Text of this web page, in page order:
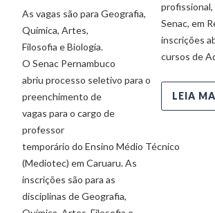
As vagas são para Geografia,
Química, Artes,
Filosofia e Biologia.
O Senac Pernambuco
abriu processo seletivo para o
preenchimento de
vagas para o cargo de
professor
temporário do Ensino Médio Técnico
(Mediotec) em Caruaru. As
inscrições são para as
disciplinas de Geografia,
profissional,
Senac, em
inscrições
cursos de
LEIA